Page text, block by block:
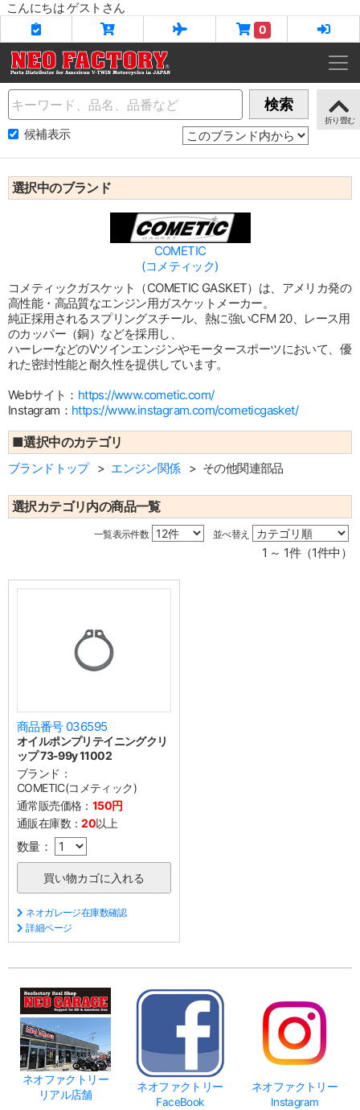
こんにちは ゲストさん
0
Name 検索
候補表示
選択中のブランド
COMETIC
(コメティック)
コメティックガスケット（COMETIC GASKET）は、アメリカ発の
高性能・高品質なエンジン用ガスケットメーカー。
純正採用されるスプリングスチール、熱に強いCFM 20、レース用
のカッパー（銅）などを採用し、
ハーレーなどのVツインエンジンやモータースポーツにおいて、優
れた密封性能と耐久性を提供しています。
Webサイト： https://www.cometic.com/
Instagram： https://www.instagram.com/cometicgasket/
■選択中のカテゴリ
ブランドトップ エンジン関係 その他関連部品
選択カテゴリ内の商品一覧
一覧表示件数 並べ替え
1 ～ 1件（1件中）
商品番号 036595
オイルポンプリテイニングクリ
ップ 73-99y 11002
ブランド：
COMETIC(コメティック)
通常販売価格： 150円
通販在庫数：20以上
数量：
ネオガレージ在庫数確認
詳細ページ
ネオファクトリー
リアル店舗
ネオファクトリー
FaceBook
ネオファクトリー
Instagram